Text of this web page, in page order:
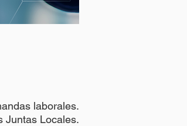
laborales.
Juntas Locales.